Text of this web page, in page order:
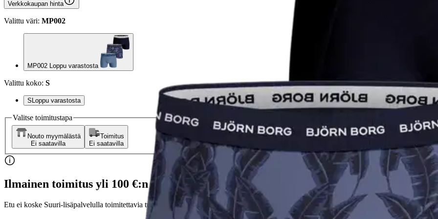
Verkkokaupan hinta
Valittu väri: MP002
MP002 Loppu varastosta
Valittu koko: S
S Loppu varastosta
Valitse toimitustapa
Nouto myymälästä
Ei saatavilla
Toimitus
Ei saatavilla
Ilmainen toimitus yli 100 €:n tilauksille Postin pakettiautomaattiin tai
Etu ei koske Suuri‑lisäpalvelulla toimitettavia tuotteita.